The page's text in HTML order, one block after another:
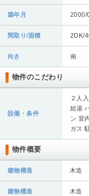
築年月 2000/
間取り/面積 2DK/
向き 南
物件のこだわり
設備・条件
２人
給湯
ン 室
ガス
物件概要
建物構造 木造
建物構造 木造